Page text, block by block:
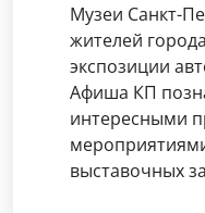
Музеи Санкт-
жителей
экспозиции
Афиша КП
интересными
выставочных